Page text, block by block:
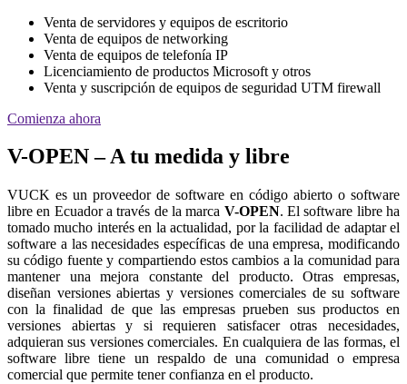
Venta de servidores y equipos de escritorio
Venta de equipos de networking
Venta de equipos de telefonía IP
Licenciamiento de productos Microsoft y otros
Venta y suscripción de equipos de seguridad UTM firewall
Comienza ahora
V-OPEN – A tu medida y libre
VUCK es un proveedor de software en código abierto o software
libre en Ecuador a través de la marca V-OPEN. El software libre ha
tomado mucho interés en la actualidad, por la facilidad de adaptar el
software a las necesidades específicas de una empresa, modificando
su código fuente y compartiendo estos cambios a la comunidad para
mantener una mejora constante del producto. Otras empresas,
diseñan versiones abiertas y versiones comerciales de su software
con la finalidad de que las empresas prueben sus productos en
versiones abiertas y si requieren satisfacer otras necesidades,
adquieran sus versiones comerciales. En cualquiera de las formas, el
software libre tiene un respaldo de una comunidad o empresa
comercial que permite tener confianza en el producto.